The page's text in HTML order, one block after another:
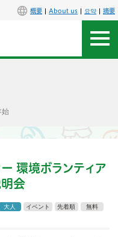
概要 About us 요약 摘要
始
環境ボランティア
明会
大人 イベント 先着順
無料